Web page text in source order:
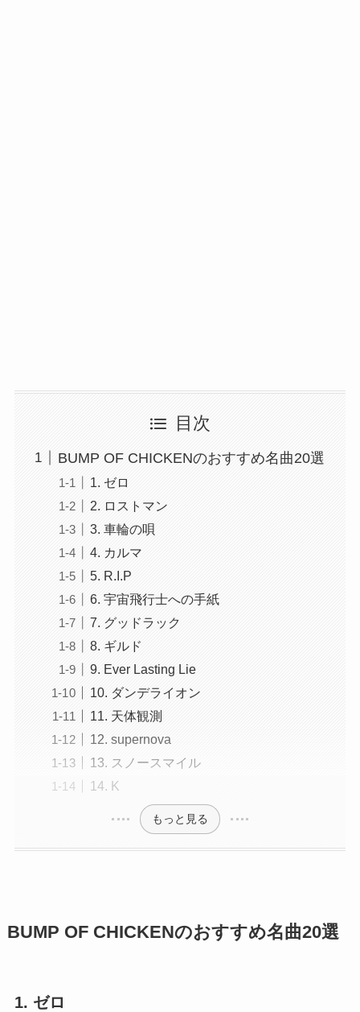
目次
BUMP OF CHICKENのおすすめ名曲20選
1. ゼロ
2. ロストマン
3. 車輪の唄
4. カルマ
5. R.I.P
6. 宇宙飛行士への手紙
7. グッドラック
8. ギルド
9. Ever Lasting Lie
10. ダンデライオン
11. 天体観測
12. supernova
13. スノースマイル
14. K
もっと見る
BUMP OF CHICKENのおすすめ名曲20選
1. ゼロ